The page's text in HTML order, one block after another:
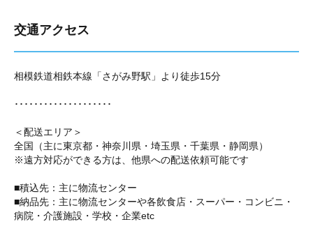
交通アクセス
相模鉄道相鉄本線「さがみ野駅」より徒歩15分
････････････････････
＜配送エリア＞
全国（主に東京都・神奈川県・埼玉県・千葉県・静岡県）
※遠方対応ができる方は、他県への配送依頼可能です
■積込先：主に物流センター
■納品先：主に物流センターや各飲食店・スーパー・コンビニ・
病院・介護施設・学校・企業etc